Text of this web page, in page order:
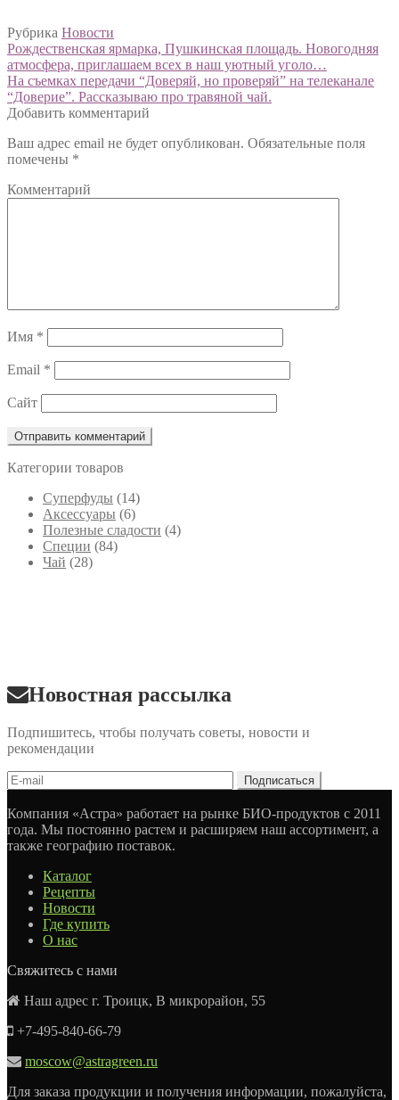
Рубрика Новости
Навигация
по
записям
Предыдущий:
Рождественская ярмарка, Пушкинская площадь. Новогодняя
атмосфера, приглашаем всех в наш уютный уголо…
Следующий:
На съемках передачи “Доверяй, но проверяй” на телеканале
“Доверие”. Рассказываю про травяной чай.
Добавить комментарий
Ваш адрес email не будет опубликован. Обязательные поля
помечены *
Комментарий
Имя *
Email *
Сайт
Категории товаров
Cуперфуды (14)
Аксессуары (6)
Полезные сладости (4)
Специи (84)
Чай (28)
Новостная рассылка
Подпишитесь, чтобы получать советы, новости и
рекомендации
Компания «Астра» работает на рынке БИО-продуктов с 2011
года. Мы постоянно растем и расширяем наш ассортимент, а
также географию поставок.
Каталог
Рецепты
Новости
Где купить
О нас
Свяжитесь с нами
Наш адрес г. Троицк, В микрорайон, 55
+7-495-840-66-79
moscow@astragreen.ru
Для заказа продукции и получения информации, пожалуйста,